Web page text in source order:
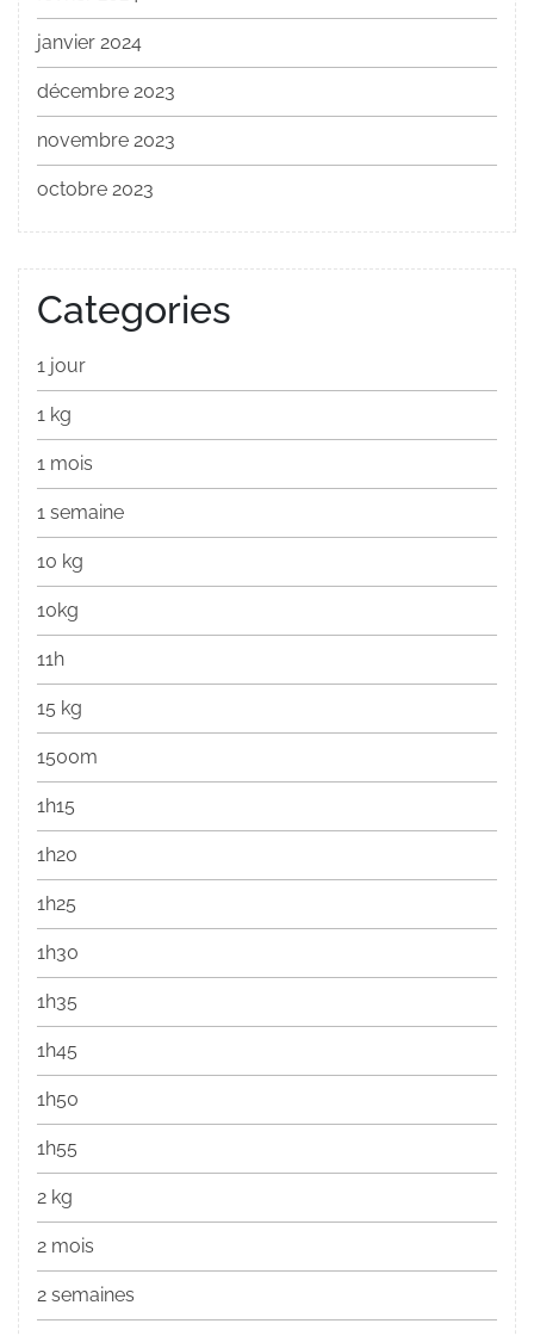
janvier 2024
décembre 2023
novembre 2023
octobre 2023
Categories
1 jour
1 kg
1 mois
1 semaine
10 kg
10kg
11h
15 kg
1500m
1h15
1h20
1h25
1h30
1h35
1h45
1h50
1h55
2 kg
2 mois
2 semaines